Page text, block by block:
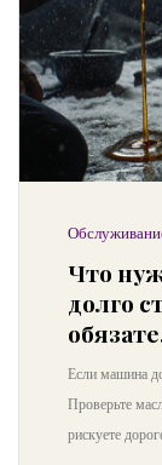
Что
долго
Если машина
Проверьте
рискуете